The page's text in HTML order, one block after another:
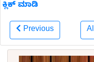
ಕ್ಲಿಕ್ ಮಾಡಿ
Previous